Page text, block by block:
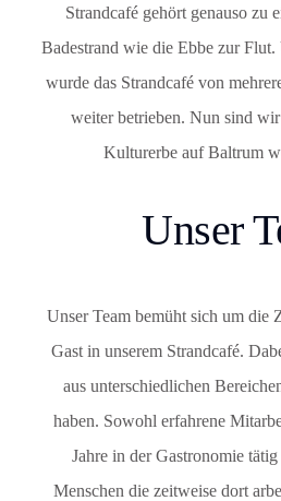
Strandcafé gehört genauso zu
Badestrand wie die Ebbe zur
wurde das Strandcafé von
weiter betrieben. Nun sind
Kulturerbe auf Baltrum
Unser
Unser Team bemüht sich um die
Gast in unserem Strandcafé.
aus unterschiedlichen
haben. Sowohl erfahrene
Jahre in der Gastronomie
Menschen die zeitweise dort